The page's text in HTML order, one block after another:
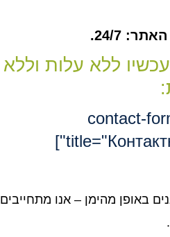
24/7.
ללא עלות וללא
[contact-
באופן מהימן – אנו מתחייבים